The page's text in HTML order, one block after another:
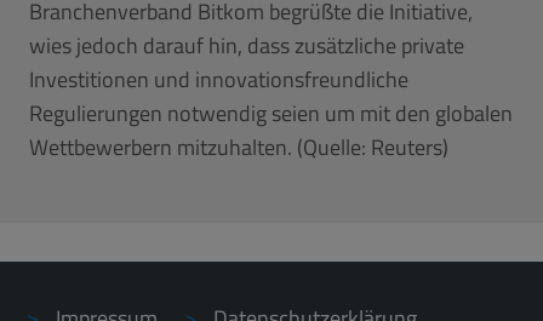
Branchenverband Bitkom begrüßte die Initiative,
wies jedoch darauf hin, dass zusätzliche private
Investitionen und innovationsfreundliche
Regulierungen notwendig seien um mit den globalen
Wettbewerbern mitzuhalten. (Quelle: Reuters)